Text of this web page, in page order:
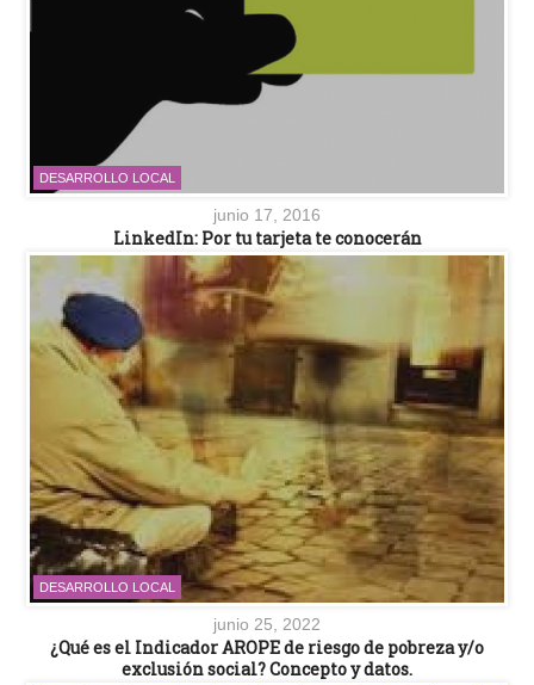
DESARROLLO LOCAL
junio 17, 2016
LinkedIn: Por tu tarjeta te conocerán
DESARROLLO LOCAL
junio 25, 2022
¿Qué es el Indicador AROPE de riesgo de pobreza y/o
exclusión social? Concepto y datos.